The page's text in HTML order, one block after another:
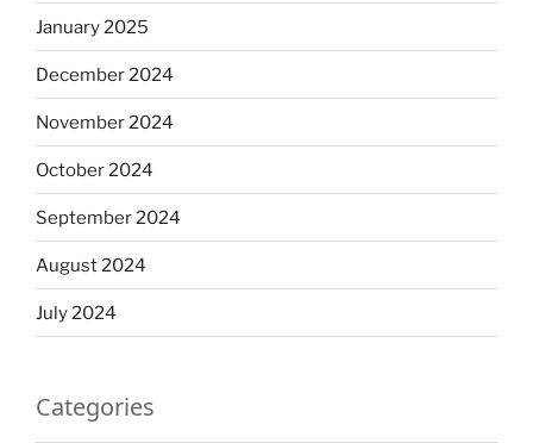
January 2025
December 2024
November 2024
October 2024
September 2024
August 2024
July 2024
Categories